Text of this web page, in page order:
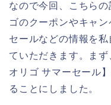
なので今回、こちら
ゴのクーポンやキャ
セールなどの情報を
ていただきます。ま
オリゴ サマーセール
ることにしました。